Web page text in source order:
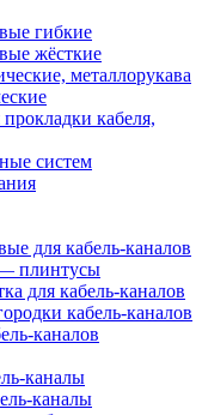
гибкие
жёсткие
металлорукава
кабеля,
систем
для кабель-каналов
плинтусы
для кабель-каналов
кабель-каналов
каналов
каналы
каналы